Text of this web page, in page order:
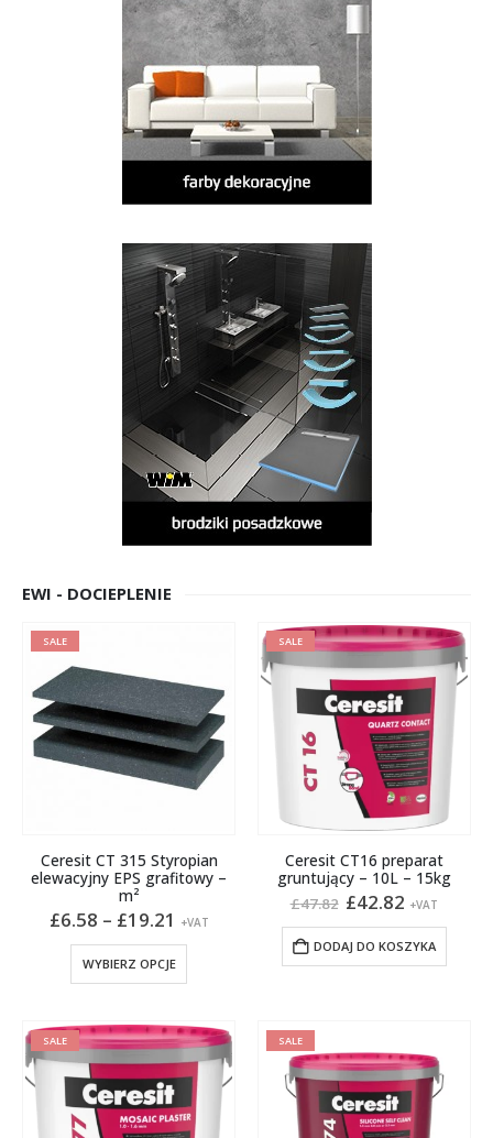
EWI - DOCIEPLENIE
SALE
Ceresit CT 315 Styropian
elewacyjny EPS grafitowy –
m²
£6.58 – £19.21 Zakres
od
£6.58
do
+VAT
WYBIERZ OPCJE
produkt
wiele
wariantów.
Opcje
można
wybrać
SALE
Ceresit CT16 preparat
gruntujący – 10L – 15kg
£47.82 Pierwotna
wynosiła:
£47.82.
£42.82 Aktualna
wynosi:
£42.82.
+VAT
DODAJ DO KOSZYKA
SALE SALE